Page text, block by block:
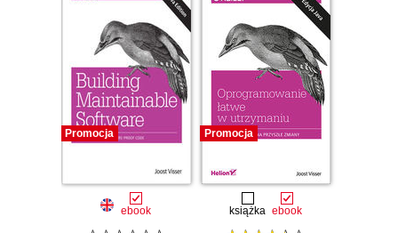
Promocja
ebook
Promocja
książka ebook